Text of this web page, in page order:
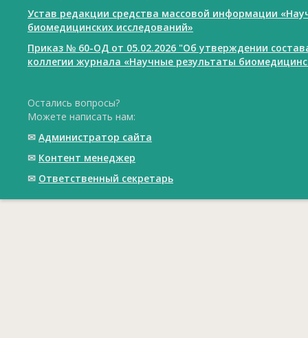
Устав редакции средства массовой информации
биомедицинских исследований»
Приказ № 60-ОД от 05.02.2026 "Об утверждении
коллегии журнала «Научные результаты
Остались вопросы?
Можете написать нам:
✉ Администратор сайта
✉ Контент менеджер
✉ Ответственный cекретарь